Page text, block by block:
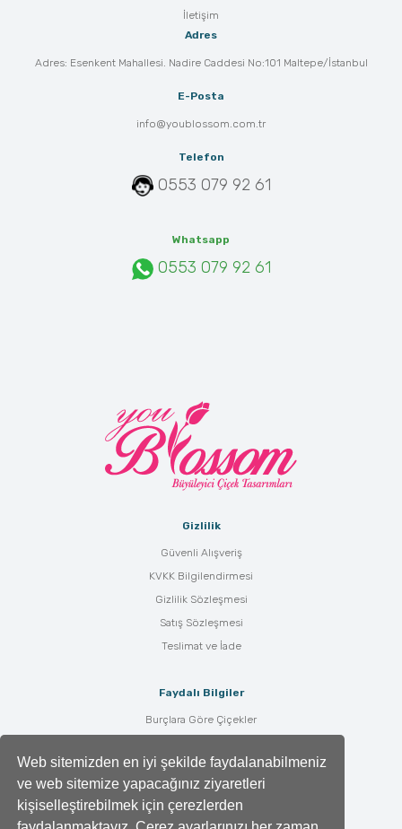
Web sitemizden en iyi şekilde faydalanabilmeniz
ve web sitemize yapacağınız ziyaretleri
kişiselleştirebilmek için çerezlerden
İletişim
Adres
Adres: Esenkent Mahallesi. Nadire Caddesi No:101 Maltepe/İstanbul
E-Posta
info@youblossom.com.tr
Telefon
0553 079 92 61
Whatsapp
0553 079 92 61
Gizlilik
Güvenli Alışveriş
KVKK Bilgilendirmesi
Gizlilik Sözleşmesi
Satış Sözleşmesi
Teslimat ve İade
Faydalı Bilgiler
Burçlara Göre Çiçekler
Çiçek Anlamları
Tüm Blog Yazıları